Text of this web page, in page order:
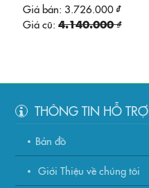
Giá bán: 3.726.000 ₫
Giá cũ: 4.140.000 ₫
THÔNG TIN HỖ TRỢ
Bản đồ
Giới Thiệu về chúng tôi